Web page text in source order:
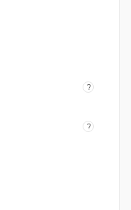
?
?